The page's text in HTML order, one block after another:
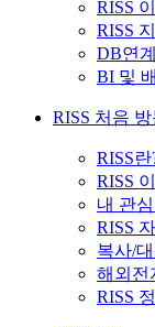
RISS
RISS
DB연
BI 및
RISS 처음
RISS란
RISS
내 관
RISS
복사/
해외전
RISS